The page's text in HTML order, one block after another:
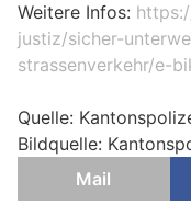
Weitere Infos:
justiz/sicher-
strassenverkehr/e-
Quelle:
Bildquelle:
Mail